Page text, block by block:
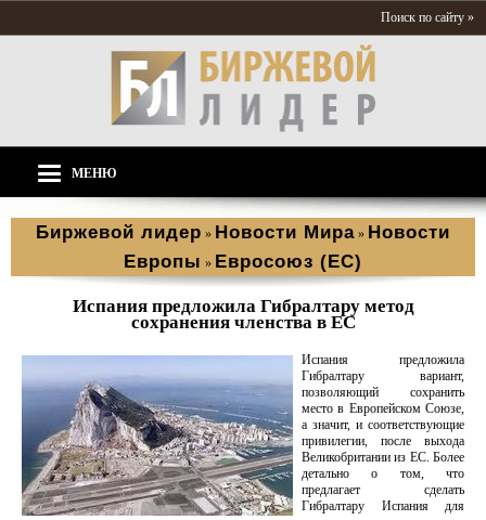
Поиск по сайту »
МЕНЮ
Биржевой лидер » Новости Мира » Новости
Европы » Евросоюз (ЕС)
Испания предложила Гибралтару метод
сохранения членства в ЕС
Испания предложила
Гибралтару вариант,
позволяющий сохранить
место в Европейском Союзе,
а значит, и соответствующие
привилегии, после выхода
Великобритании из ЕС. Более
детально о том, что
предлагает сделать
Гибралтару Испания для